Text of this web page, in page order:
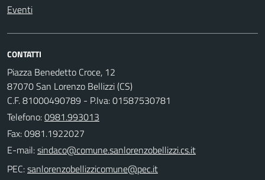
Eventi
CONTATTI
Piazza Benedetto Croce, 12
87070 San Lorenzo Bellizzi (CS)
C.F. 81000490789 - P.Iva: 01587530781
Telefono:0981.993013
Fax: 0981.1922027
E-mail:
PEC: